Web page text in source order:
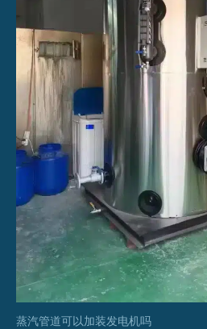
蒸汽管道可以加装发电机吗